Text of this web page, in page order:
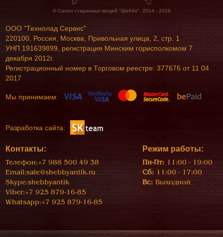
© Салон старинных вещей "Шебби", 2014 - 2026
ООО "Технолад Сервис"
220100, Россия, Москва, Привольная улица, 2, стр. 1
УНП 191639899, регистрация Минским горисполкомом 7
декабря 2012г.
Регистрационный номер в Торговом реестре: 377676 от 11 04
2017
Мы принимаем:
Разработка сайта:
Контакты:
Телефон:+7 988 500 49 38
Email:sale@shebbyantik.ru
Skype:shebbyantik
Viber:+7 925 879-16-85
Whatsapp:+7 925 879-16-85
Режим работы:
Пн-Пт: 11:00 - 19:00
Сб: 11:00 - 17:00
Вс: Выходной